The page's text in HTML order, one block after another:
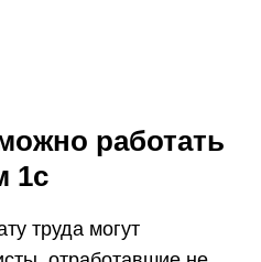
работать
1с
труда могут